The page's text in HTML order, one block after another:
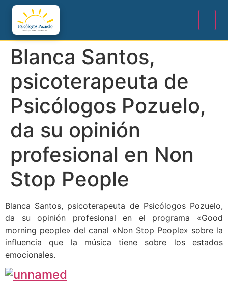
Blanca Santos,
psicoterapeuta de
Psicólogos Pozuelo,
da su opinión
profesional en Non
Stop People
Blanca Santos, psicoterapeuta de Psicólogos Pozuelo,
da su opinión profesional en el programa «Good
morning people» del canal «Non Stop People» sobre la
influencia que la música tiene sobre los estados
emocionales.